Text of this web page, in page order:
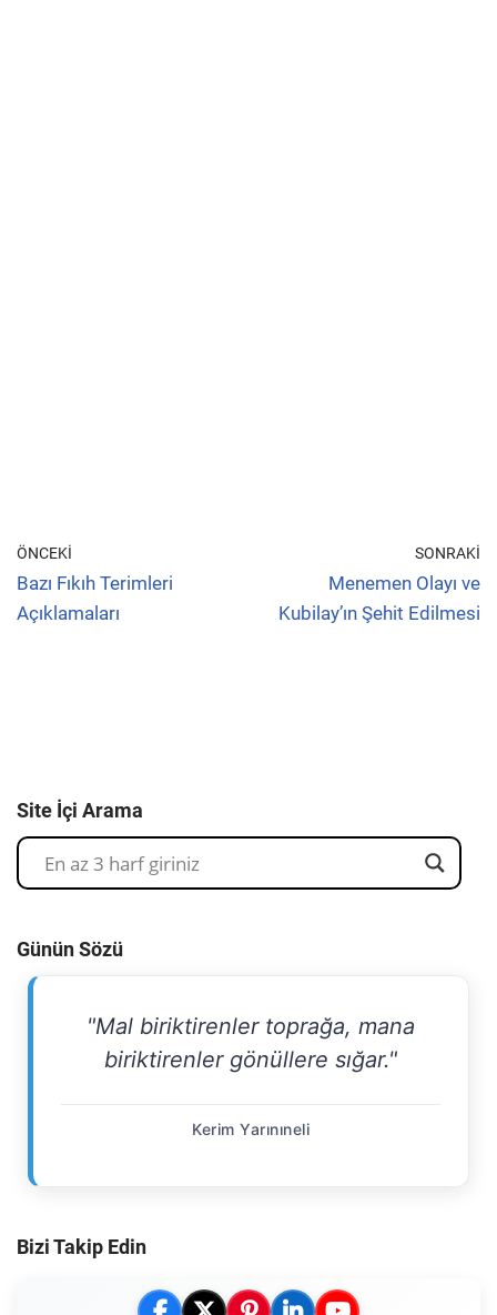
ÖNCEKI
Bazı Fıkıh Terimleri
Açıklamaları
SONRAKI
Menemen Olayı ve
Kubilay’ın Şehit Edilmesi
Site İçi Arama
Günün Sözü
"Mal biriktirenler toprağa, mana
biriktirenler gönüllere sığar."
Kerim Yarınıneli
Bizi Takip Edin